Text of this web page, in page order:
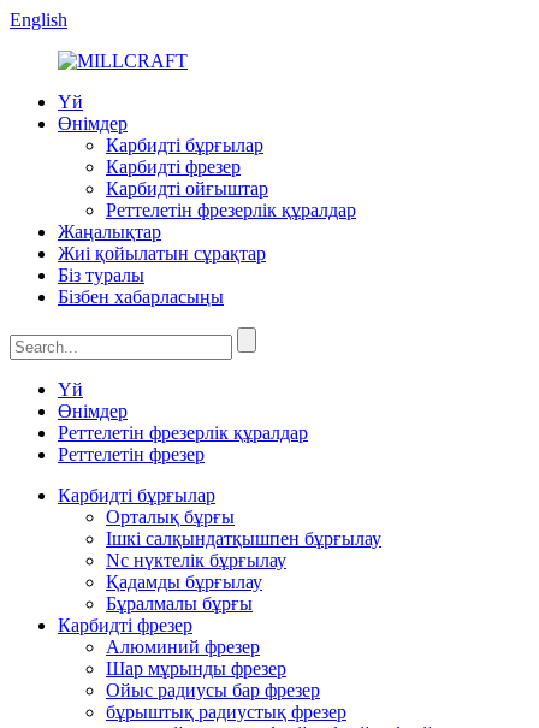
English
Үй
Өнімдер
Карбидті бұрғылар
Карбидті фрезер
Карбидті ойғыштар
Реттелетін фрезерлік құралдар
Жаңалықтар
Жиі қойылатын сұрақтар
Біз туралы
Бізбен хабарласыңы
Үй
Өнімдер
Реттелетін фрезерлік құралдар
Реттелетін фрезер
Карбидті бұрғылар
Орталық бұрғы
Ішкі салқындатқышпен бұрғылау
Nc нүктелік бұрғылау
Қадамды бұрғылау
Бұралмалы бұрғы
Карбидті фрезер
Алюминий фрезер
Шар мұрынды фрезер
Ойыс радиусы бар фрезер
бұрыштық радиустық фрезер